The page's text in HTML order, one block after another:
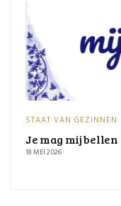
STAAT VAN GEZINNEN
Je mag mij bellen
18 MEI 2026